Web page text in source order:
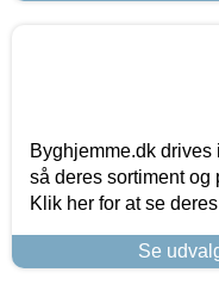
Byghjemme.dk
så deres sortiment og
Klik her for at se
Se